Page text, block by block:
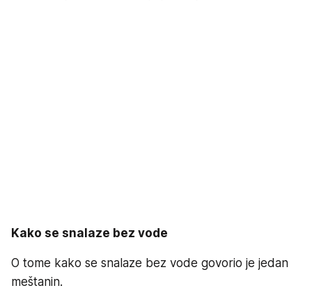
Kako se snalaze bez vode
O tome kako se snalaze bez vode govorio je jedan
meštanin.